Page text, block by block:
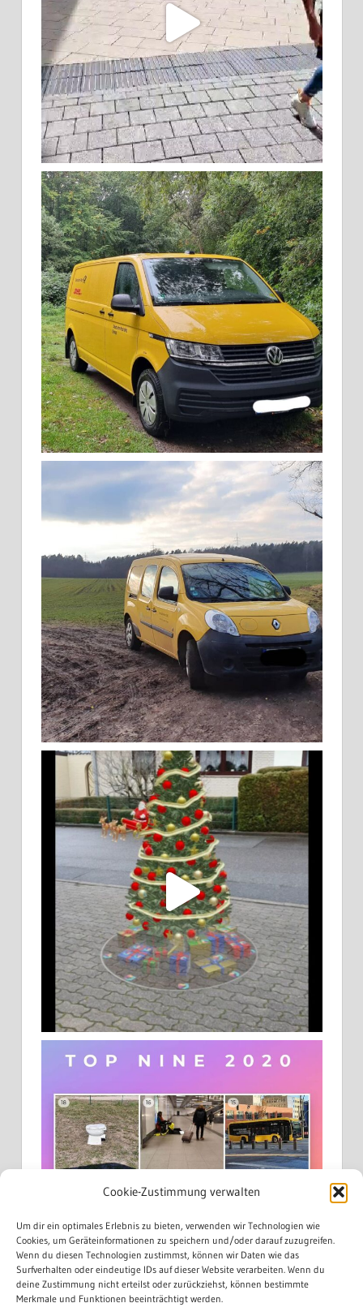
Cookie-Zustimmung verwalten
Um dir ein optimales Erlebnis zu bieten, verwenden wir Technologien wie
Cookies, um Geräteinformationen zu speichern und/oder darauf zuzugreifen.
Wenn du diesen Technologien zustimmst, können wir Daten wie das
Surfverhalten oder eindeutige IDs auf dieser Website verarbeiten. Wenn du
deine Zustimmung nicht erteilst oder zurückziehst, können bestimmte
Merkmale und Funktionen beeinträchtigt werden.